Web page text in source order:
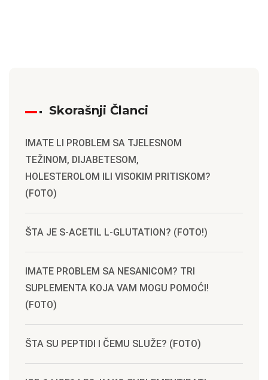
Skorašnji Članci
IMATE LI PROBLEM SA TJELESNOM
TEŽINOM, DIJABETESOM,
HOLESTEROLOM ILI VISOKIM PRITISKOM?
(FOTO)
ŠTA JE S-ACETIL L-GLUTATION? (FOTO!)
IMATE PROBLEM SA NESANICOM? TRI
SUPLEMENTA KOJA VAM MOGU POMOĆI!
(FOTO)
ŠTA SU PEPTIDI I ČEMU SLUŽE? (FOTO)